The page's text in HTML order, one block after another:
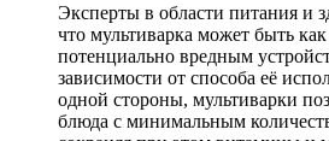
Эксперты в области питания и
что мультиварка может быть
потенциально вредным
зависимости от способа её
одной стороны, мультиварки
блюда с минимальным